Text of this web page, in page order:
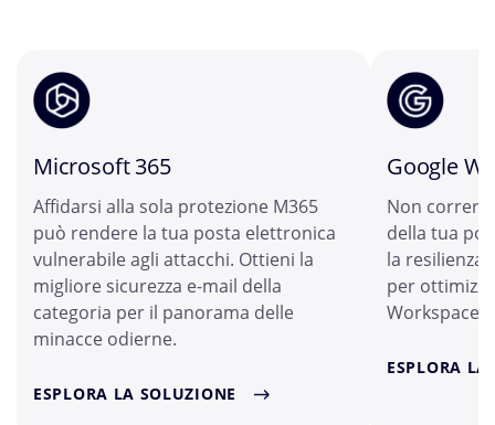
Microsoft 365
Affidarsi alla sola protezione M365
può rendere la tua posta elettronica
vulnerabile agli attacchi. Ottieni la
migliore sicurezza e-mail della
categoria per il panorama delle
minacce odierne.
ESPLORA LA SOLUZIONE
Google
Non correre
della tua
la
per
Workspace.
ESPLORA